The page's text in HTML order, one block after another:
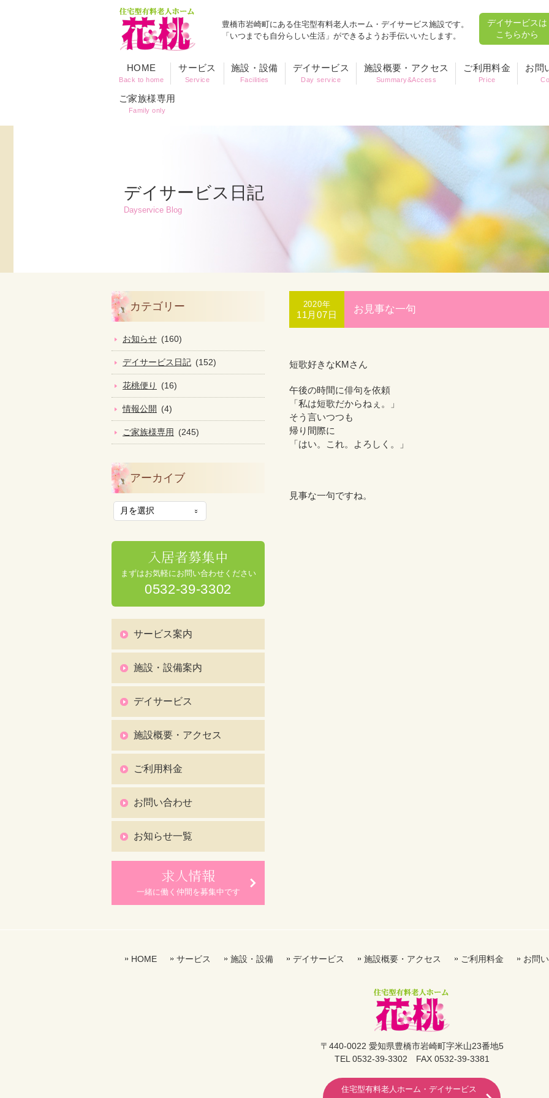
豊橋市岩崎町にある住宅型有料老人ホーム・デイサービス施設です。
「いつまでも自分らしい生活」ができるようお手伝いいたします。
デイサービスは
こちらから
HOME
Back to home
サービス
Service
施設・設備
Facilities
デイサービス
Day service
施設概要・アクセス
Summary&Access
ご利用料金
Price
お問
ご家族様専用
Family only
デイサービス日記
Dayservice Blog
2020年
11月07日 お見事な一句
短歌好きなKMさん
午後の時間に俳句を依頼
「私は短歌だからねぇ。」
そう言いつつも
帰り間際に
「はい。これ。よろしく。」
見事な一句ですね。
カテゴリー
お知らせ (160)
デイサービス日記 (152)
花桃便り (16)
情報公開 (4)
ご家族様専用 (245)
アーカイブ
入居者募集中
まずはお気軽にお問い合わせください
0532-39-3302
サービス案内
施設・設備案内
デイサービス
施設概要・アクセス
ご利用料金
お問い合わせ
お知らせ一覧
求人情報
一緒に働く仲間を募集中です
HOME サービス 施設・設備 デイサービス 施設概要・アクセス ご利用料金 お問
〒440-0022 愛知県豊橋市岩崎町字米山23番地5
TEL 0532-39-3302 FAX 0532-39-3381
住宅型有料老人ホーム・デイサービス